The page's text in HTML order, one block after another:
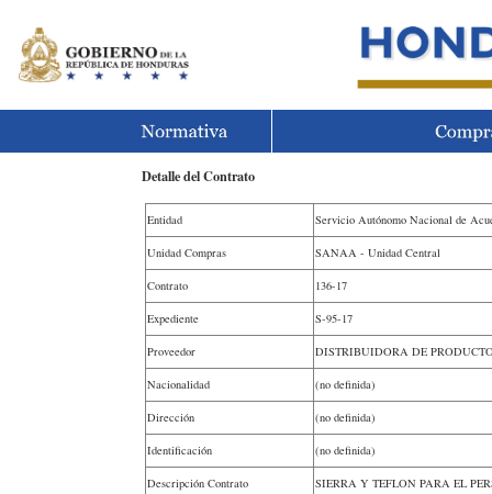
Detalle del Contrato
Entidad Servicio Autónomo Nacional de
Unidad Compras SANAA - Unidad Central
Contrato 136-17
Expediente S-95-17
Proveedor DISTRIBUIDORA DE
Nacionalidad (no definida)
Dirección (no definida)
Identificación (no definida)
Descripción Contrato SIERRA Y TEFLON PARA EL